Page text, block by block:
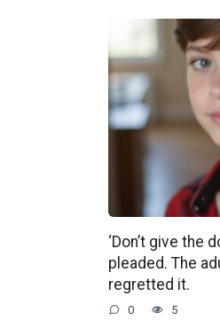
‘Don’t give the
pleaded. The
regretted it.
0 5